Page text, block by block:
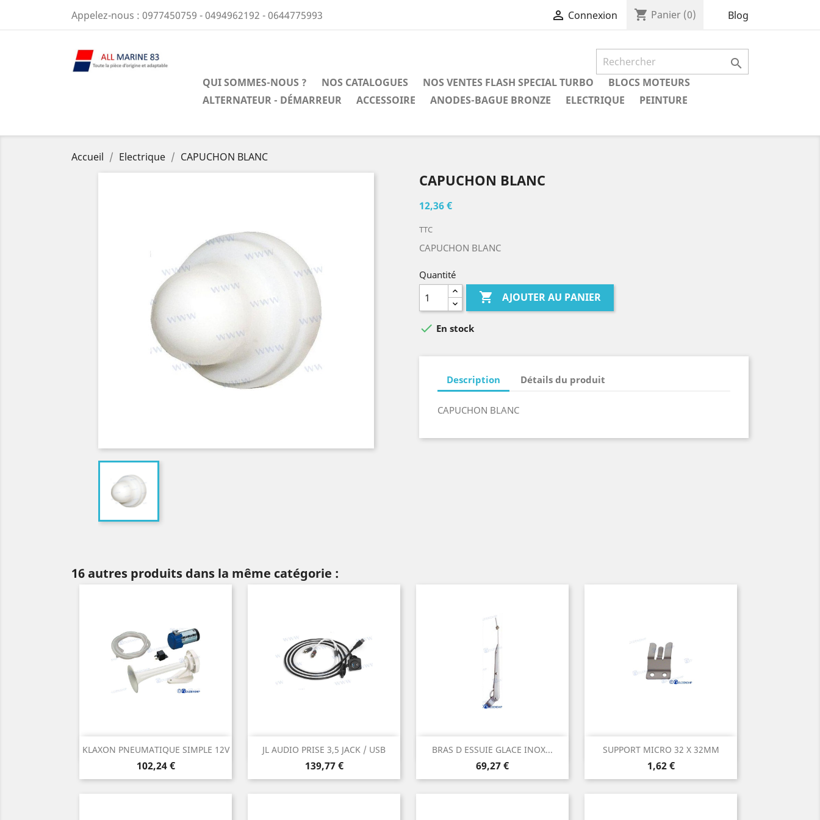
Appelez-nous : 0977450759 - 0494962192 - 0644775993  Connexion shopping_cart Panier (0) Blog

QUI SOMMES-NOUS ? NOS CATALOGUES NOS VENTES FLASH SPECIAL TURBO
BLOCS MOTEURS
ALTERNATEUR - DÉMARREUR
ACCESSOIRE ANODES-BAGUE BRONZE ELECTRIQUE PEINTURE
Accueil Electrique CAPUCHON BLANC
CAPUCHON BLANC
12,36 €
TTC
CAPUCHON BLANC
Quantité
 AJOUTER AU PANIER
 En stock
Description Détails du produit
CAPUCHON BLANC
16 autres produits dans la même catégorie :
KLAXON PNEUMATIQUE SIMPLE 12V
Prix
102,24 €
Aperçu rapide JL AUDIO PRISE 3,5 JACK / USB
Prix
139,77 €
Aperçu rapide BRAS D ESSUIE GLACE INOX...
Prix
69,27 €
Aperçu rapide SUPPORT MICRO 32 X 32MM
Prix
1,62 €
Aperçu rapide